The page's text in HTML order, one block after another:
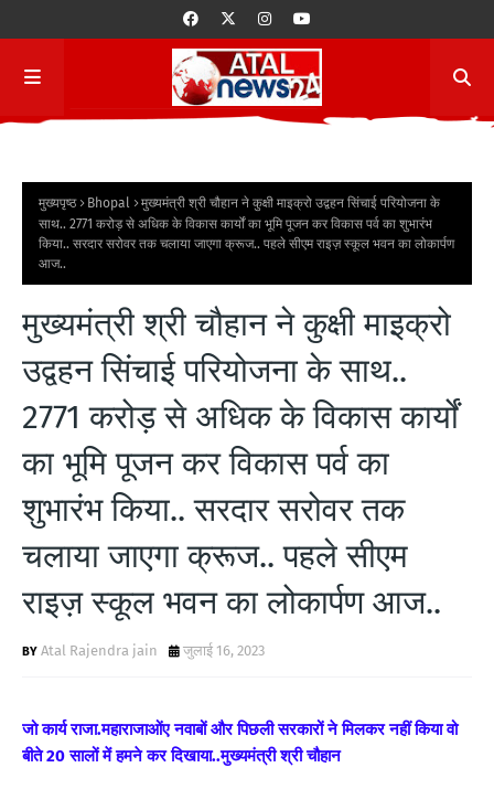
मुख्यपृष्ठ Bhopal
मुख्यमंत्री श्री चौहान ने कुक्षी माइक्रो उद्वहन सिंचाई परियोजना के
साथ.. 2771 करोड़ से अधिक के विकास कार्यों का भूमि पूजन कर विकास पर्व का शुभारंभ
किया.. सरदार सरोवर तक चलाया जाएगा क्रूज.. पहले सीएम राइज़ स्कूल भवन का लोकार्पण
आज..
मुख्यमंत्री श्री चौहान ने कुक्षी माइक्रो
उद्वहन सिंचाई परियोजना के साथ..
2771 करोड़ से अधिक के विकास कार्यों
का भूमि पूजन कर विकास पर्व का
शुभारंभ किया.. सरदार सरोवर तक
चलाया जाएगा क्रूज.. पहले सीएम
राइज़ स्कूल भवन का लोकार्पण आज..
Atal Rajendra jain जुलाई 16, 2023
जो कार्य राजा.महाराजाओंए नवाबों और पिछली सरकारों ने मिलकर नहीं किया वो
बीते 20 सालों में हमने कर दिखाया..मुख्यमंत्री श्री चौहान